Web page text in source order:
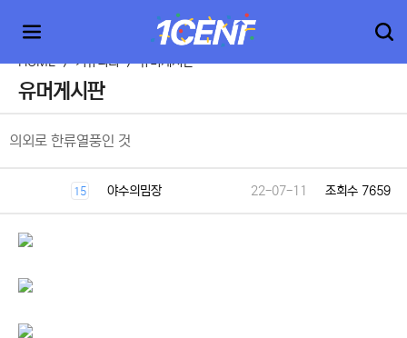
HOME > 커뮤니티 > 유머게시판
유머게시판
의외로 한류열풍인 것
15 야수의밈장 22-07-11 조회수 7659